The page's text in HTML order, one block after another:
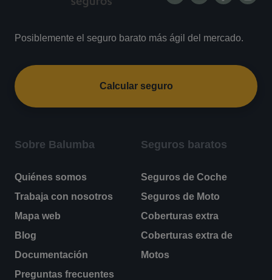
Posiblemente el seguro barato más ágil del mercado.
Calcular seguro
Sobre Balumba
Quiénes somos
Trabaja con nosotros
Mapa web
Blog
Documentación
Preguntas frecuentes
Seguros baratos
Seguros de Coche
Seguros de Moto
Coberturas extra
Coberturas extra de
Motos